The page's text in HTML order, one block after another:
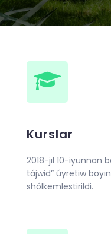
Kurslar
2018-jıl 10-iyunnan
tájwid” úyretiw
shólkemlestirildi.